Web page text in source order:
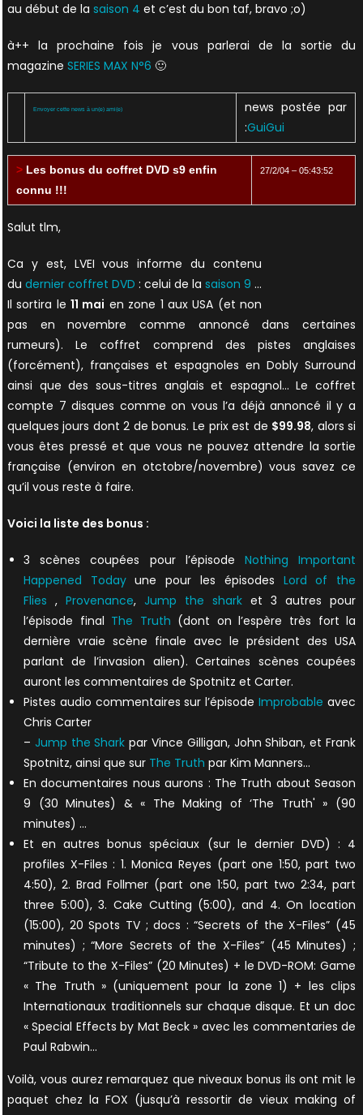
au début de la saison 4 et c’est du bon taf, bravo ;o)
à++ la prochaine fois je vous parlerai de la sortie du
magazine SERIES MAX N°6 🙂
Envoyer cette news à un(e) ami(e)
news postée par
:GuiGui
>Les bonus du coffret DVD s9 enfin
connu !!!
27/2/04 – 05:43:52
Salut tlm,
Ca y est, LVEI vous informe du contenu
du dernier coffret DVD : celui de lasaison 9 …
Il sortira le11 mai en zone 1 aux USA (et non
pas en novembre comme annoncé dans certaines
rumeurs). Le coffret comprend des pistes anglaises
(forcément), françaises et espagnoles en Dobly Surround
ainsi que des sous-titres anglais et espagnol… Le coffret
compte 7 disques comme on vous l’a déjà annoncé il y a
quelques jours dont 2 de bonus. Le prix est de $99.98, alors si
vous êtes pressé et que vous ne pouvez attendre la sortie
française (environ en otctobre/novembre) vous savez ce
qu’il vous reste à faire.
Voici la liste des bonus :
3 scènes coupées pour l’épisode Nothing Important
Happened Todayune pour les épisodes Lord of the
Flies , Provenance, Jump the shark et 3 autres pour
l’épisode final The Truth (dont on l’espère très fort la
dernière vraie scène finale avec le président des USA
parlant de l’invasion alien). Certaines scènes coupées
auront les commentaires de Spotnitz et Carter.
Pistes audio commentaires sur l’épisodeImprobable avec
Chris Carter
– Jump the Shark par Vince Gilligan, John Shiban, et Frank
Spotnitz, ainsi que sur The Truth par Kim Manners…
En documentaires nous aurons : The Truth about Season
9 (30 Minutes) & « The Making of ‘The Truth' » (90
minutes) …
Et en autres bonus spéciaux (sur le dernier DVD) : 4
profiles X-Files : 1. Monica Reyes (part one 1:50, part two
4:50), 2. Brad Follmer (part one 1:50, part two 2:34, part
three 5:00), 3. Cake Cutting (5:00), and 4. On location
(15:00), 20 Spots TV ; docs : “Secrets of the X-Files” (45
minutes) ; “More Secrets of the X-Files” (45 Minutes) ;
“Tribute to the X-Files” (20 Minutes) + le DVD-ROM: Game
« The Truth » (uniquement pour la zone 1) + les clips
Internationaux traditionnels sur chaque disque. Et un doc
« Special Effects by Mat Beck » avec les commentaries de
Paul Rabwin…
Voilà, vous aurez remarquez que niveaux bonus ils ont mit le
paquet chez la FOX (jusqu’à ressortir de vieux making of